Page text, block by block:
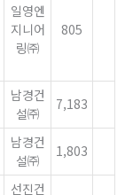
일영엔
지니어
링㈜
805
남경건
설㈜
7,183
남경건
설㈜
1,803
선진건